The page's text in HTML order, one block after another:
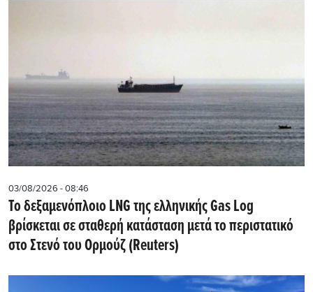
03/08/2026 - 08:46
Το δεξαμενόπλοιο LNG της ελληνικής Gas Log
βρίσκεται σε σταθερή κατάσταση μετά το περιστατικό
στο Στενό του Ορμούζ (Reuters)